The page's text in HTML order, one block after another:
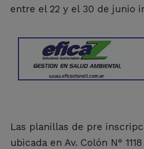
entre el 22 y el 30 de junio
Las planillas de pre
ubicada en Av. Colón N° 1118